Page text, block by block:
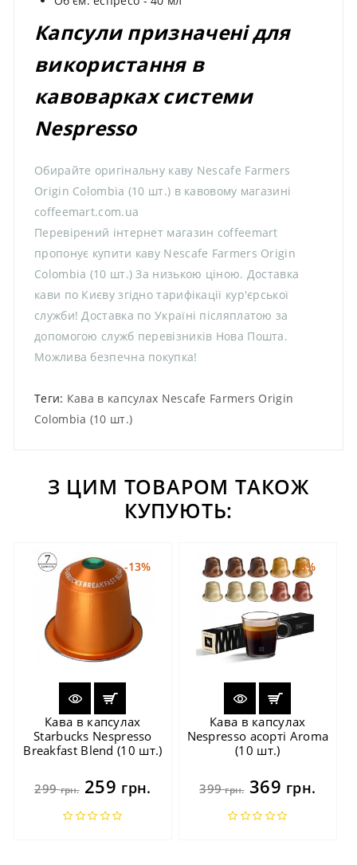
Капсули призначені для
використання в
кавоварках системи
Nespresso
Обирайте оригінальну каву Nescafe Farmers
Origin Colombia (10 шт.) в кавовому магазині
coffeemart.com.ua
Перевірений інтернет магазин coffeemart
пропонує купити каву Nescafe Farmers Origin
Colombia (10 шт.) За низькою ціною. Доставка
кави по Києву згідно тарифікації кур'єрської
служби! Доставка по Україні післяплатою за
допомогою служб перевізників Нова Пошта.
Можлива безпечна покупка!
Теги: Кава в капсулах Nescafe Farmers Origin
Colombia (10 шт.)
З ЦИМ ТОВАРОМ ТАКОЖ
КУПУЮТЬ:
-13%
Кава в капсулах
Starbucks Nespresso
Breakfast Blend (10 шт.)
299грн.259 грн.
-8%
Кава в капсулах
Nespresso асорті Aroma
(10 шт.)
399грн.369 грн.